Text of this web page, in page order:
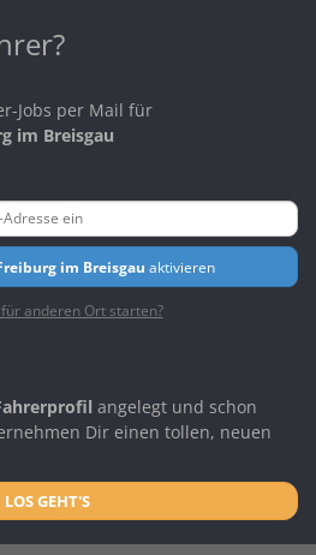
Jobs per Mail für
im Breisgau
im Breisgau aktivieren
für anderen Ort starten?
angelegt und schon
Dir einen tollen, neuen
LOS GEHT'S